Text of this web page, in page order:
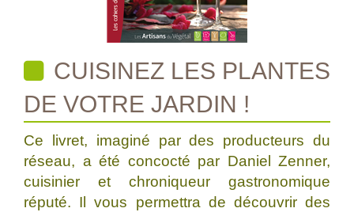
CUISINEZ LES PLANTES
DE VOTRE JARDIN !
Ce livret, imaginé par des producteurs du
réseau, a été concocté par Daniel Zenner,
cuisinier et chroniqueur gastronomique
réputé. Il vous permettra de découvrir des